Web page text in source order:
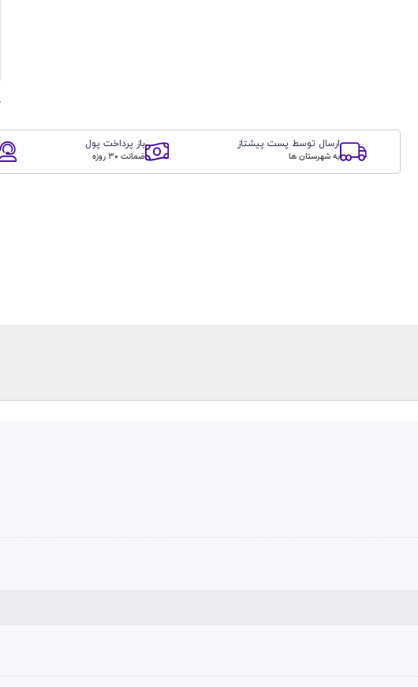
ارسال توسط پست پیشتاز
به شهرستان ها
باز پرداخت پول
ضمانت 30 روزه